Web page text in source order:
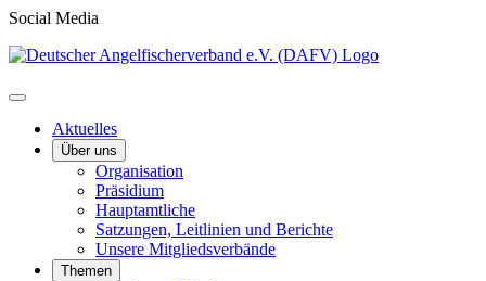
Social Media
Aktuelles
Über uns
Organisation
Präsidium
Hauptamtliche
Satzungen, Leitlinien und Berichte
Unsere Mitgliedsverbände
Themen